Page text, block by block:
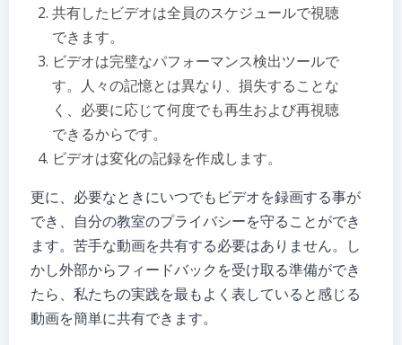
共有したビデオは全員のスケジュールで視聴
できます。
ビデオは完璧なパフォーマンス検出ツールで
す。人々の記憶とは異なり、損失することな
く、必要に応じて何度でも再生および再視聴
できるからです。
ビデオは変化の記録を作成します。
更に、必要なときにいつでもビデオを録画する事が
でき、自分の教室のプライバシーを守ることができ
ます。苦手な動画を共有する必要はありません。し
かし外部からフィードバックを受け取る準備ができ
たら、私たちの実践を最もよく表していると感じる
動画を簡単に共有できます。